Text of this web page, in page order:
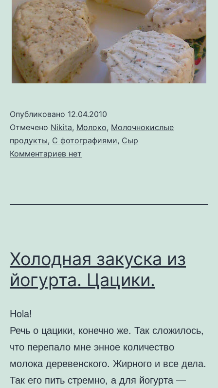
Опубликовано 12.04.2010
Отмечено Nikita, Молоко, Молочнокислые
продукты, С фотографиями, Сыр
Комментариев кнет
Холодная закуска из
йогурта. Цацики.
Hola!
Речь о цацики, конечно же. Так сложилось,
что перепало мне энное количество
молока деревенского. Жирного и все дела.
Так его пить стремно, а для йогурта —